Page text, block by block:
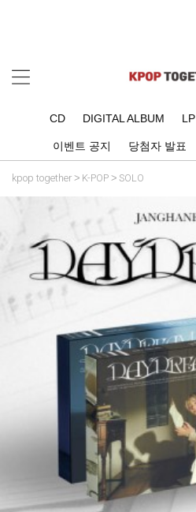
CD DIGITAL ALBUM LP
이벤트 공지 당첨자 발표
kpop together K-POP SOLO